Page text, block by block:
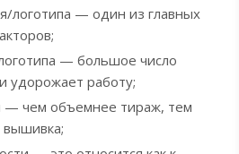
логотипа — один из главных
— большое число
удорожает работу;
— чем объемнее тираж, тем